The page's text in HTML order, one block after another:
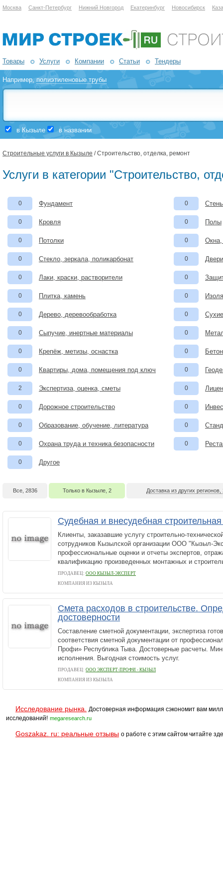
Москва Санкт-Петербург Нижний Новгород Екатеринбург Новосибирск
Товары Услуги Компании Статьи Тендеры
Например,полиэтиленовые трубы
в Кызыле в названии
Строительные услуги в Кызыле / Строительство, отделка, ремонт
Услуги в категории "Строительство,
0 Фундамент 0
0 Кровля 0 Полы
0 Потолки 0
0 Стекло, зеркала, поликарбонат 0
0 Лаки, краски, растворители 0
0 Плитка, камень 0
0 Дерево, деревообработка 0
0 Сыпучие, инертные материалы 0
0 Крепёж, метизы, оснастка 0
0 Квартиры, дома, помещения под ключ 0
2 Экспертиза, оценка, сметы 0
0 Дорожное строительство 0
0 Образование, обучение, литература 0
0 Охрана труда и техника безопасности 0
0 Другое
Все, 2836 Только в Кызыле, 2 Доставка из других регионов,
Судебная и внесудебная строительная
Клиенты, заказавшие услугу строительно-
сотрудников Кызылской организации ООО "Кызыл-
профессиональные оценки и отчеты экспертов,
квалификацию произведенных монтажных и
ПРОДАВЕЦ: ООО КЫЗЫЛ-ЭКСПЕРТ
КОМПАНИЯ ИЗ КЫЗЫЛА
Смета расходов в строительстве.
достоверности
Составление сметной документации, экспертиза
соответствия сметной документации от
Профи» Республика Тыва. Достоверные расчеты.
исполнения. Выгодная стоимость услуг.
ПРОДАВЕЦ: ООО ЭКСПЕРТ-ПРОФИ - КЫЗЫЛ
КОМПАНИЯ ИЗ КЫЗЫЛА
Исследование рынка.
Достоверная информация сэкономит вам
исследований! megaresearch.ru
Goszakaz. ru: реальные отзывы о работе с этим сайтом читайте